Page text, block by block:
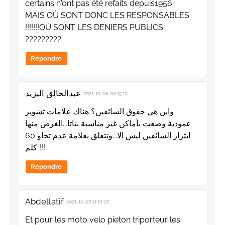
certains n'ont pas été refaits depuis1956.
MAIS OÙ SONT DONC LES RESPONSABLES
!!!!!!!OÙ SONT LES DENIERS PUBLICS
?????????
Répondre
عبدالخالق اليزيد 2021-10-08 08:15:10
واين هي حقوق السائقين؟ هناك علامات تشوير
عمودية وضعت بأماكن غير مناسبة بتاتا...الغرض منها
ابتزاز السائقين ليس الا...وتتعلق بعلامة عدم تجاو 60
كلم !!!
Répondre
Abdellatif 2021-10-07 11:16:07
Et pour les moto velo pieton triporteur les